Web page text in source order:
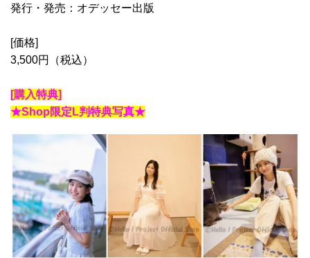
発行・発売：オデッセー出版
[価格]
3,500円（税込）
[購入特典]
★Shop限定L判特典写真★